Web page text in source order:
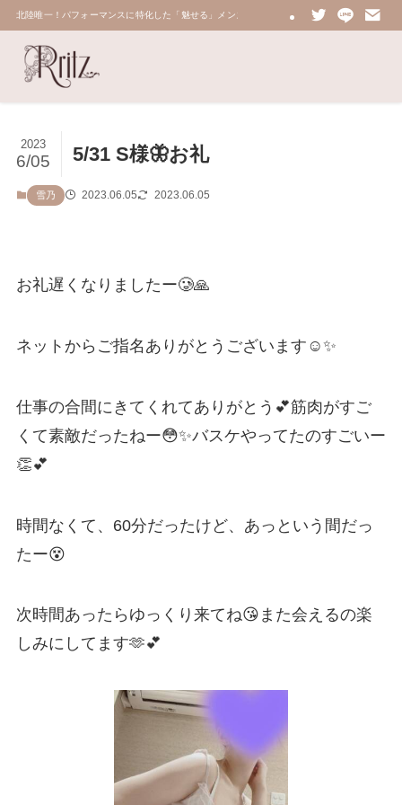
北陸唯一！パフォーマンスに特化した「魅せる」メンズエステ 鼠蹊部・密着・総合技術力
5/31 S様🦋お礼
2023
6/05
雪乃 2023.06.05 2023.06.05
お礼遅くなりましたー🥲🙏
ネットからご指名ありがとうございます☺️✨
仕事の合間にきてくれてありがとう💕筋肉がすご
くて素敵だったねー😳✨バスケやってたのすごいー
👏💕
時間なくて、60分だったけど、あっという間だっ
たー😵
次時間あったらゆっくり来てね😘また会えるの楽
しみにしてます🫶💕